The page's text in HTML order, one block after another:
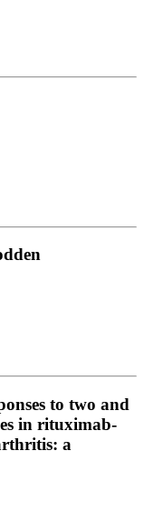
to two and
in rituximab-
a